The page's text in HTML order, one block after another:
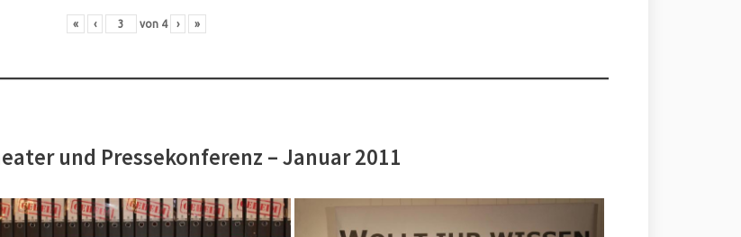
« ‹ von 4 › »
und Pressekonferenz – Januar 2011